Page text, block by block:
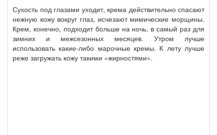
Сухость под глазами уходит, крема действительно спасают
нежную кожу вокруг глаз, исчезают мимические морщины.
Крем, конечно, подходит больше на ночь, в самый раз для
зимних и межсезонных месяцев. Утром лучше
использовать какие-либо марочные кремы. К лету лучше
реже загружать кожу такими «жирностями».